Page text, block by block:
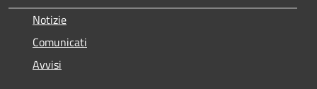
Notizie
Comunicati
Avvisi